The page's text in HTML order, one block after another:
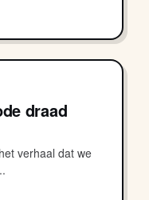
draad
verhaal dat we